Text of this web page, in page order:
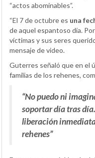
“actos abominables”.
“El 7 de octubre es una
de aquel espantoso día.
víctimas y sus seres
mensaje de video.
Guterres señaló que en el
familias de los rehenes,
“No puedo ni
soportar día tras
liberación
rehenes”